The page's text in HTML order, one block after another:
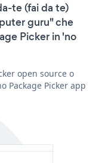
te (fai da te)
guru" che
Picker in 'no
open source o
Package Picker app